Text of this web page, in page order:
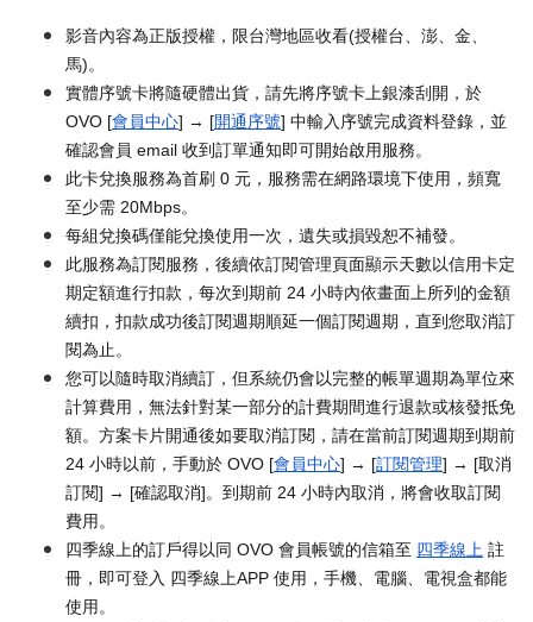
影音內容為正版授權，限台灣地區收看(授權台、澎、金、
馬)。
實體序號卡將隨硬體出貨，請先將序號卡上銀漆刮開，於
OVO [會員中心] → [開通序號] 中輸入序號完成資料登錄，並
確認會員 email 收到訂單通知即可開始啟用服務。
此卡兌換服務為首刷 0 元，服務需在網路環境下使用，頻寬
至少需 20Mbps。
每組兌換碼僅能兌換使用一次，遺失或損毀恕不補發。
此服務為訂閱服務，後續依訂閱管理頁面顯示天數以信用卡定
期定額進行扣款，每次到期前 24 小時內依畫面上所列的金額
續扣，扣款成功後訂閱週期順延一個訂閱週期，直到您取消訂
閱為止。
您可以隨時取消續訂，但系統仍會以完整的帳單週期為單位來
計算費用，無法針對某一部分的計費期間進行退款或核發抵免
額。方案卡片開通後如要取消訂閱，請在當前訂閱週期到期前
24 小時以前，手動於 OVO [會員中心] → [訂閱管理] → [取消
訂閱] → [確認取消]。到期前 24 小時內取消，將會收取訂閱
費用。
四季線上的訂戶得以同 OVO 會員帳號的信箱至 四季線上 註
冊，即可登入 四季線上APP 使用，手機、電腦、電視盒都能
使用。